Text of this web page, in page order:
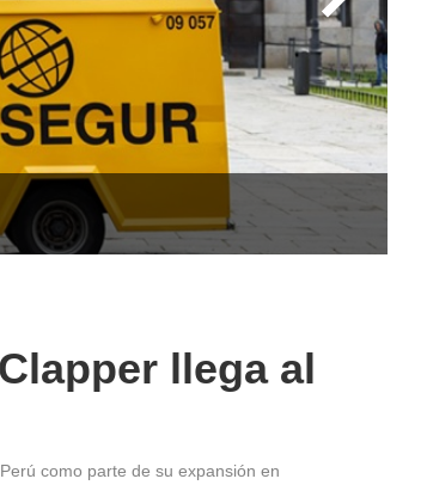
llega al
como parte de su expansión en